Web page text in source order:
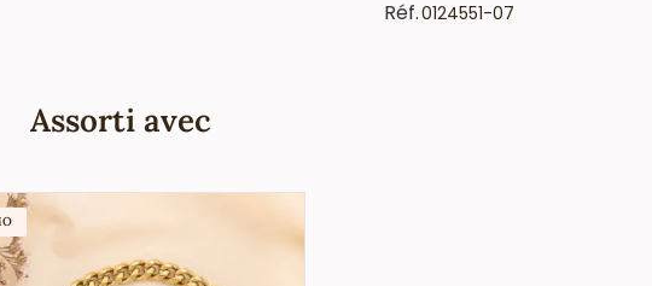
Réf.0124551-07
Assorti avec